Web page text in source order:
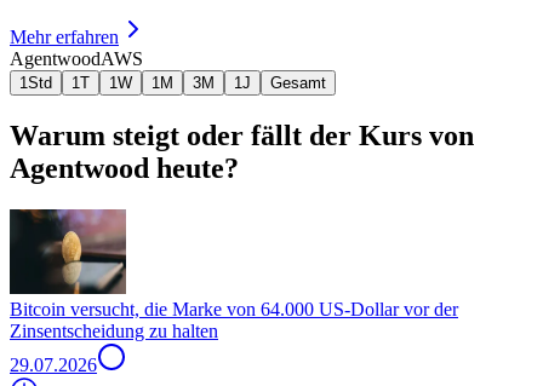
Mehr erfahren
AgentwoodAWS
1Std 1T 1W 1M 3M 1J Gesamt
Warum steigt oder fällt der Kurs von
Agentwood heute?
Bitcoin versucht, die Marke von 64.000 US-Dollar vor der
Zinsentscheidung zu halten
29.07.2026